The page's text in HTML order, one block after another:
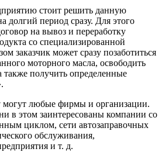
стоит решить данную
долгий период сразу. Для этого
на вывоз и переработку
со специализированной
заказчик может сразу позаботиться
моторного масла, освободить
также получить определенные
могут любые фирмы и организации.
в этом заинтересованы компании со
циклом, сети автозаправочных
обслуживания,
и т. д.